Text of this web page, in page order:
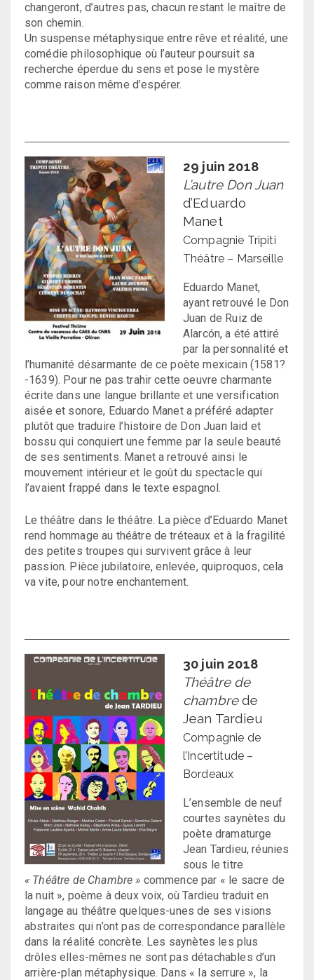
changeront, d’autres pas, chacun restant le maître de
son chemin.
Un suspense métaphysique entre rêve et réalité, une
comédie philosophique où l’auteur poursuit sa
recherche éperdue du sens et pose le mystère
comme raison même d’espérer.
29 juin 2018
L’autre Don Juan
d’Eduardo
Manet
Compagnie Tripiti
Théâtre – Marseille
Eduardo Manet,
ayant retrouvé le Don
Juan de Ruiz de
Alarcón, a été attiré
par la personnalité et
l’humanité désarmante de ce poète mexicain (1581?
-1639). Pour ne pas trahir cette oeuvre charmante
écrite dans une langue brillante et une versification
aisée et sonore, Eduardo Manet a préféré adapter
plutôt que traduire l’histoire de Don Juan laid et
bossu qui conquiert une femme par la seule beauté
de ses sentiments. Manet a retrouvé ainsi le
mouvement intérieur et le goût du spectacle qui
l’avaient frappé dans le texte espagnol.
Le théâtre dans le théâtre. La pièce d’Eduardo Manet
rend hommage au théâtre de tréteaux et à la fragilité
des petites troupes qui survivent grâce à leur
passion. Pièce jubilatoire, enlevée, quiproquos, cela
va vite, pour notre enchantement.
30 juin 2018
Théâtre de
chambrede
Jean Tardieu
Compagnie de
l’Incertitude –
Bordeaux
L’ensemble de neuf
courtes saynètes du
poète dramaturge
Jean Tardieu, réunies
sous le titre
« Théâtre de Chambre » commence par « le sacre de
la nuit », poème à deux voix, où Tardieu traduit en
langage au théâtre quelques-unes de ses visions
abstraites qui n’ont pas de correspondance parallèle
dans la réalité concrète. Les saynètes les plus
drôles elles-mêmes ne sont pas détachables d’un
arrière-plan métaphysique. Dans « la serrure », la